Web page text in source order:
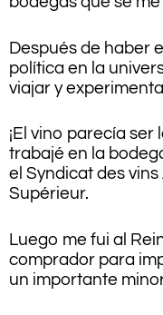
Después de haber
política en la
viajar y
¡El vino parecía
trabajé en la
el Syndicat des
Supérieur.
Luego me fui al
comprador para
un importante